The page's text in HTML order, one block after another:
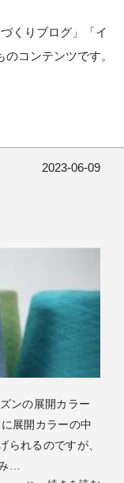
くりブログ」「イ
コンテンツです。
2023-06-09
ンの展開カラー
展開カラーの中
られるのですが、
…